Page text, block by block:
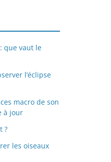
: que vaut le
l’éclipse
macro de son
à jour
?
les oiseaux